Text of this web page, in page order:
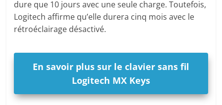
dure que 10 jours avec une seule charge. Toutefois,
Logitech affirme qu’elle durera cinq mois avec le
rétroéclairage désactivé.
En savoir plus sur le clavier sans fil
Logitech MX Keys